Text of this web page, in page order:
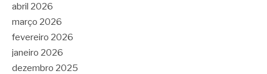
abril 2026
março 2026
fevereiro 2026
janeiro 2026
dezembro 2025